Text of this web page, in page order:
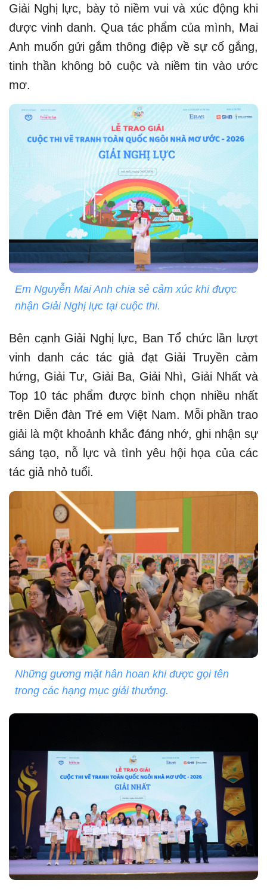
Giải Nghị lực, bày tỏ niềm vui và xúc động khi
được vinh danh. Qua tác phẩm của mình, Mai
Anh muốn gửi gắm thông điệp về sự cố gắng,
tinh thần không bỏ cuộc và niềm tin vào ước
mơ.
Em Nguyễn Mai Anh chia sẻ cảm xúc khi được
nhận Giải Nghị lực tại cuộc thi.
Bên cạnh Giải Nghị lực, Ban Tổ chức lần lượt
vinh danh các tác giả đạt Giải Truyền cảm
hứng, Giải Tư, Giải Ba, Giải Nhì, Giải Nhất và
Top 10 tác phẩm được bình chọn nhiều nhất
trên Diễn đàn Trẻ em Việt Nam. Mỗi phần trao
giải là một khoảnh khắc đáng nhớ, ghi nhận sự
sáng tạo, nỗ lực và tình yêu hội họa của các
tác giả nhỏ tuổi.
Những gương mặt hân hoan khi được gọi tên
trong các hạng mục giải thưởng.